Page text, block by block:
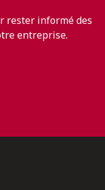
rester informé des
entreprise.